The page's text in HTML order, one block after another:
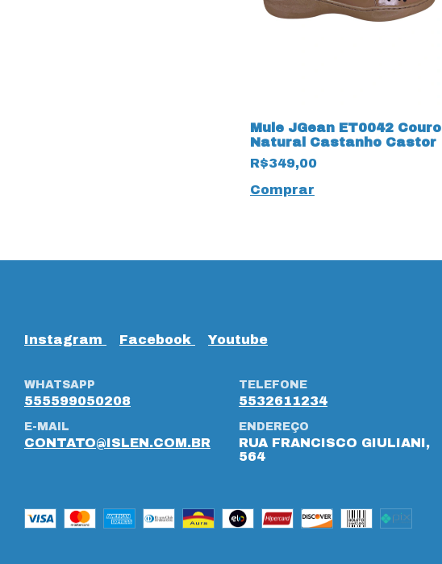
Mule JGean ET0042 Couro
Natural Castanho Castor
R$349,00
Comprar
Instagram Facebook Youtube
WHATSAPP
555599050208
TELEFONE
5532611234
E-MAIL
CONTATO@ISLEN.COM.BR
ENDEREÇO
RUA FRANCISCO GIULIANI,
564